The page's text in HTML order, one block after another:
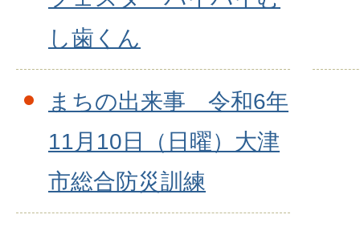
し歯くん
まちの出来事 令和6年
11月10日（日曜）大津
市総合防災訓練